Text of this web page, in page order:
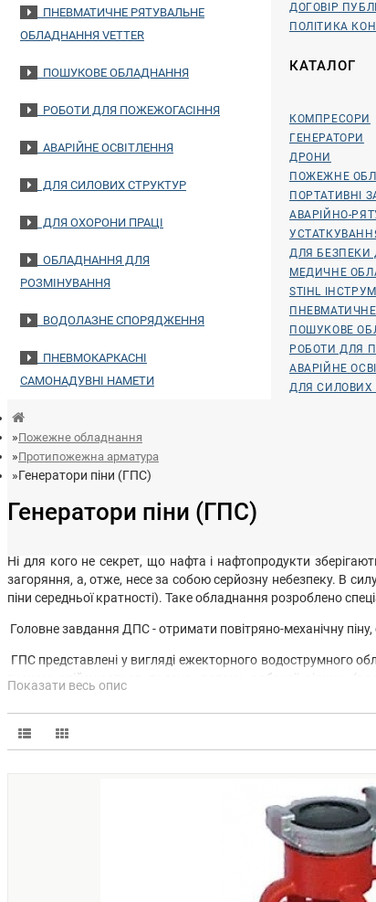
ПНЕВМАТИЧНЕ РЯТУВАЛЬНЕ
ОБЛАДНАННЯ VETTER
ПОШУКОВЕ ОБЛАДНАННЯ
РОБОТИ ДЛЯ ПОЖЕЖОГАСІННЯ
АВАРІЙНЕ ОСВІТЛЕННЯ
ДЛЯ СИЛОВИХ СТРУКТУР
ДЛЯ ОХОРОНИ ПРАЦІ
ОБЛАДНАННЯ ДЛЯ
РОЗМІНУВАННЯ
ВОДОЛАЗНЕ СПОРЯДЖЕННЯ
ПНЕВМОКАРКАСНІ
САМОНАДУВНІ НАМЕТИ
Пожежне обладнання
Протипожежна арматура
Генератори піни (ГПС)
Генератори піни (ГПС)
Ні для кого не секрет, що нафта і нафтопродукти
загоряння, а, отже, несе за собою серйозну небезпеку. В
піни середньої кратності). Таке обладнання розроблено
Головне завдання ДПС - отримати повітряно-механічну
ГПС представлені у вигляді ежекторного водострумного
тиском здійснюється подача потоку робочої рідини
Різновиди генераторів піни
Виходячи з цього, подача піни у них 200, 100 і 600 л / с.
Показати весь опис
ДОГОВІР
ПОЛІТИКА
КАТАЛОГ
КОМПРЕСОРИ
ГЕНЕРАТОРИ
ДРОНИ
ПОЖЕЖНЕ
ПОРТАТИВНІ
АВАРІЙНО-
ДЛЯ БЕЗПЕКИ
МЕДИЧНЕ
STIHL
ПОШУКОВЕ
РОБОТИ ДЛЯ
АВАРІЙНЕ
ДЛЯ СИЛОВИХ